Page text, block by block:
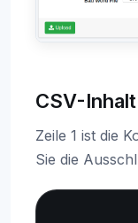
CSV-Inhalt
Zeile 1 ist die
Sie die